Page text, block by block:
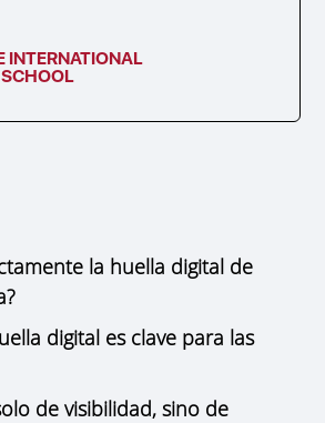
INTERNATIONAL
la huella digital de
digital es clave para las
de visibilidad, sino de